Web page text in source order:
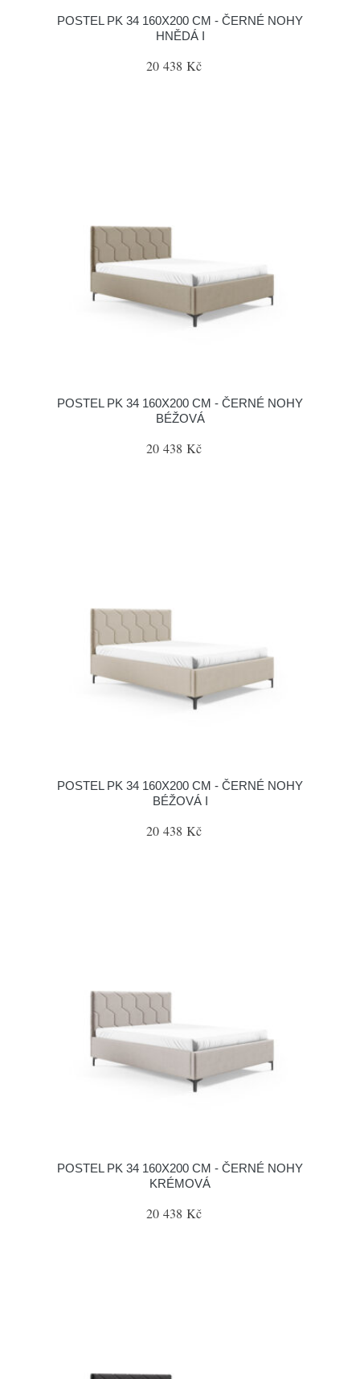
POSTEL PK 34 160X200 CM - ČERNÉ NOHY
HNĚDÁ I
20 438 Kč
POSTEL PK 34 160X200 CM - ČERNÉ NOHY
BÉŽOVÁ
20 438 Kč
POSTEL PK 34 160X200 CM - ČERNÉ NOHY
BÉŽOVÁ I
20 438 Kč
POSTEL PK 34 160X200 CM - ČERNÉ NOHY
KRÉMOVÁ
20 438 Kč